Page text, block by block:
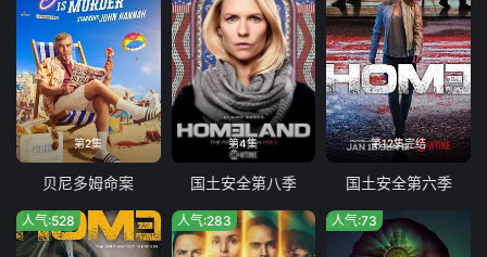
第2集
贝尼多姆命案
第4集
国土安全第八季
第12集完结
国土安全第六季
人气:528 人气:283 人气:73